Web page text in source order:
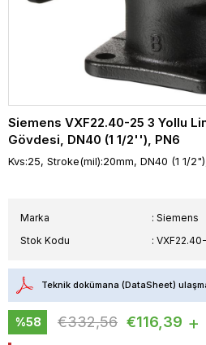
Siemens VXF22.40-25 3 Yollu
Gövdesi, DN40 (1 1/2''), PN6
Kvs:25, Stroke(mil):20mm, DN40 (1 1/
Marka : Siemens
Stok Kodu
Teknik dokümana (DataSheet)
%58
€332,56 €116,39 +